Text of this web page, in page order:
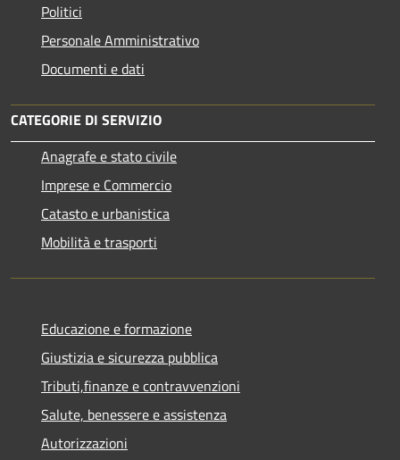
Politici
Personale Amministrativo
Documenti e dati
CATEGORIE DI SERVIZIO
Anagrafe e stato civile
Imprese e Commercio
Catasto e urbanistica
Mobilità e trasporti
Educazione e formazione
Giustizia e sicurezza pubblica
Tributi,finanze e contravvenzioni
Salute, benessere e assistenza
Autorizzazioni